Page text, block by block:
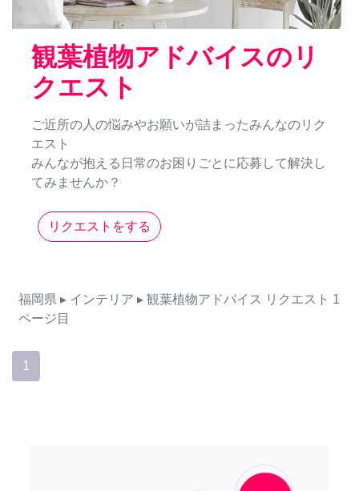
観葉植物アドバイスのリ
クエスト
ご近所の人の悩みやお願いが詰まったみんなのリク
エスト
みんなが抱える日常のお困りごとに応募して解決し
てみませんか？
リクエストをする
福岡県 ▸ インテリア ▸ 観葉植物アドバイス リクエスト 1
ページ目
1